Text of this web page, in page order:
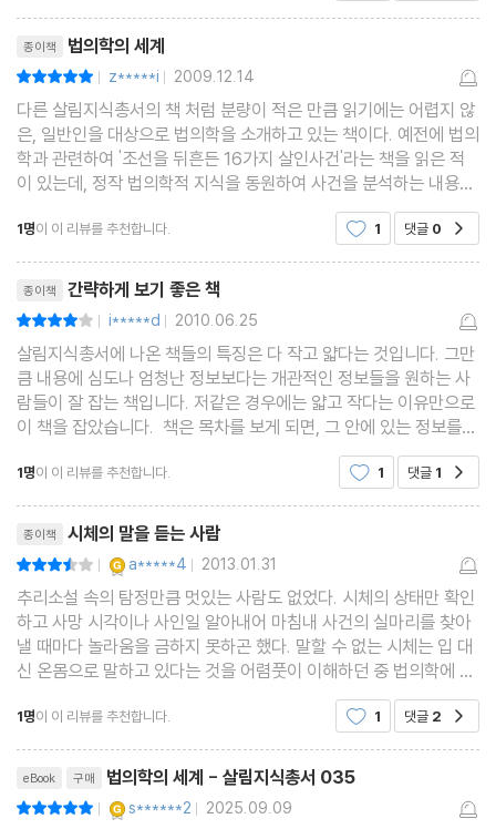
종이책 법의학의 세계
| z*****i | 2009.12.14
다른 살림지식총서의 책 처럼 분량이 적은 만큼 읽기에는 어렵지 않
은, 일반인을 대상으로 법의학을 소개하고 있는 책이다. 예전에 법의
학과 관련하여 '조선을 뒤흔든 16가지 살인사건'라는 책을 읽은 적
이 있는데, 정작 법의학적 지식을 동원하여 사건을 분석하는 내용은
많지 않아서 약간 실망한 기억이 있다. 그런데 정작 이 책의 의도와
는 달리 법의학 자체에 대해 궁금증이 생기면서
1명이 이 리뷰를 추천합니다. 1 댓글 0
종이책 간략하게 보기 좋은 책
| i*****d | 2010.06.25
살림지식총서에 나온 책들의 특징은 다 작고 얇다는 것입니다. 그만
큼 내용에 심도나 엄청난 정보보다는 개관적인 정보들을 원하는 사
람들이 잘 잡는 책입니다. 저같은 경우에는 얇고 작다는 이유만으로
이 책을 잡았습니다. 책은 목차를 보게 되면, 그 안에 있는 정보를
거의 알게 됩니다. 법의학 관련 책들을 읽거나 추리 쪽에 관심이 있
으신 분들은 이미 알고 있을 정보들도 많습니
1명이 이 리뷰를 추천합니다. 1 댓글 1
종이책 시체의 말을 듣는 사람
| a*****4 | 2013.01.31
추리소설 속의 탐정만큼 멋있는 사람도 없었다. 시체의 상태만 확인
하고 사망 시각이나 사인일 알아내어 마침내 사건의 실마리를 찾아
낼 때마다 놀라움을 금하지 못하곤 했다. 말할 수 없는 시체는 입 대
신 온몸으로 말하고 있다는 것을 어렴풋이 이해하던 중 법의학에 대
한 관심이 생겼다. 법의학자 문국진의 책을 읽은 오래전 기억이 이
1명이 이 리뷰를 추천합니다. 1 댓글 2
eBook 구매 법의학의 세계 - 살림지식총서 035
| s******2 | 2025.09.09